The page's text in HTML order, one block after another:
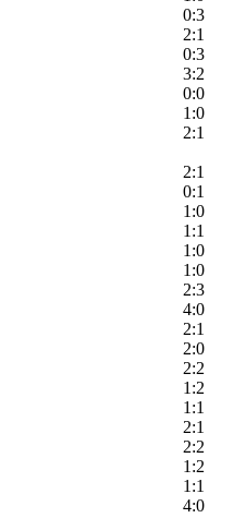
0:3
2:1
0:3
3:2
0:0
1:0
2:1
2:1
0:1
1:0
1:1
1:0
1:0
2:3
4:0
2:1
2:0
2:2
1:2
1:1
2:1
2:2
1:2
1:1
4:0